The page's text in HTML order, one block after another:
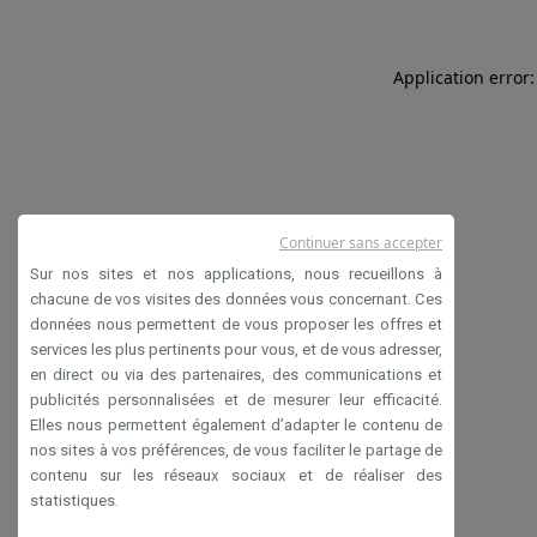
Application
Sur nos sites et nos applications, nous recueillons à
chacune de vos visites des données vous concernant. Ces
données nous permettent de vous proposer les offres et
services les plus pertinents pour vous, et de vous adresser,
en direct ou via des partenaires, des communications et
publicités personnalisées et de mesurer leur efficacité.
Elles nous permettent également d’adapter le contenu de
nos sites à vos préférences, de vous faciliter le partage de
contenu sur les réseaux sociaux et de réaliser des
statistiques.
Continuer sans accepter